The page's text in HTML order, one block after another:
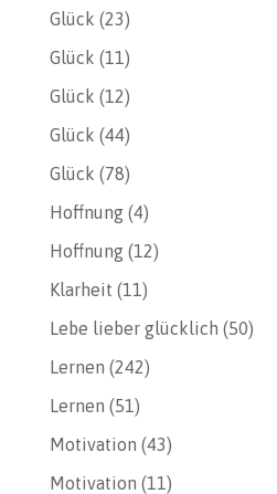
Glück (23)
Glück (11)
Glück (12)
Glück (44)
Glück (78)
Hoffnung(4)
Hoffnung(12)
Klarheit (11)
Lebe lieber glücklich (50)
Lernen (242)
Lernen (51)
Motivation (43)
Motivation (11)